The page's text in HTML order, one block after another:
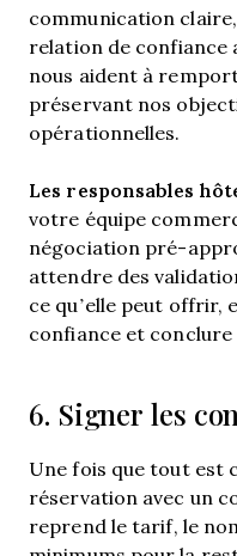
communication
relation de confiance
nous aident à
préservant nos
opérationnelles.
Les responsables
votre équipe
négociation pré-
attendre des
ce qu’elle peut offrir,
confiance et
6. Signer les
Une fois que tout est
réservation avec un
reprend le tarif, le